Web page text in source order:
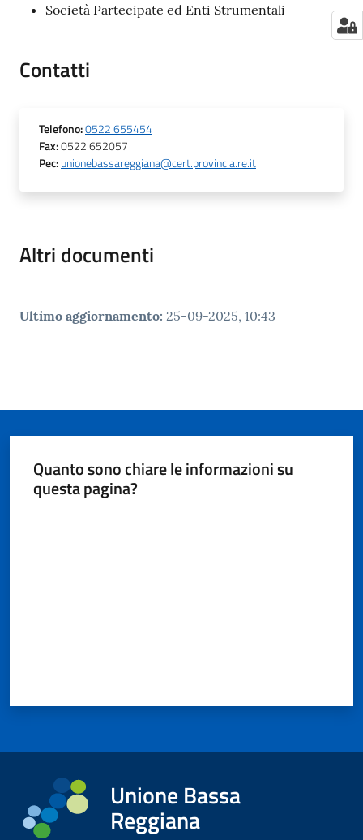
Società Partecipate ed Enti Strumentali
Contatti
Telefono:0522 655454
Fax:0522 652057
Pec:unionebassareggiana@cert.provincia.re.it
Altri documenti
Ultimo aggiornamento: 25-09-2025, 10:43
Quanto sono chiare le informazioni su
questa pagina?
Unione Bassa
Reggiana